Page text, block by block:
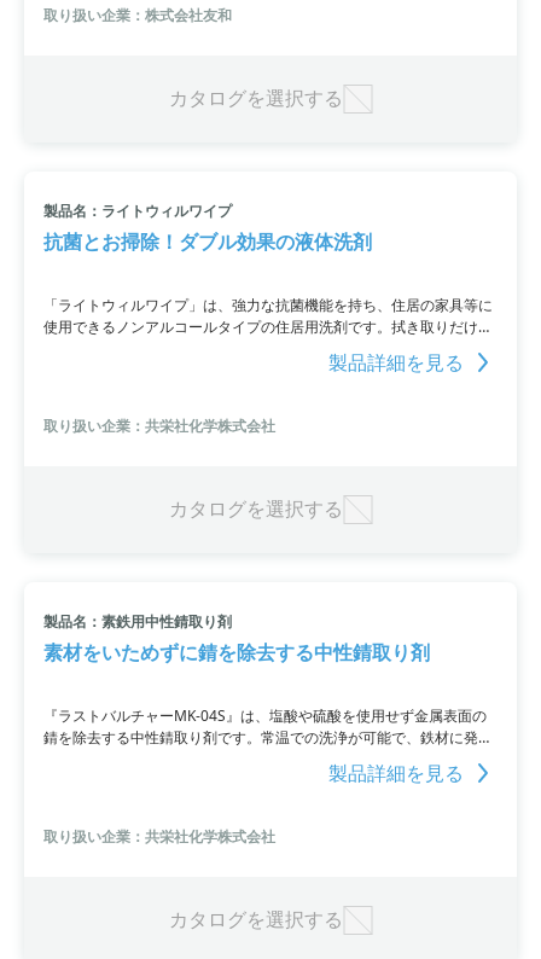
取り扱い企業：株式会社友和
カタログを選択する
製品名：ライトウィルワイプ
抗菌とお掃除！ダブル効果の液体洗剤
「ライトウィルワイプ」は、強力な抗菌機能を持ち、住居の家具等に
使用できるノンアルコールタイプの住居用洗剤です。拭き取りだけ
で、「抗菌効果」と「汚れの除去」を発揮します。また、2度拭きの
必要がないので、お掃除の手間を省けます。製品詳細を見る
取り扱い企業：共栄社化学株式会社
カタログを選択する
製品名：素鉄用中性錆取り剤
素材をいためずに錆を除去する中性錆取り剤
『ラストバルチャーMK-04S』は、塩酸や硫酸を使用せず金属表面の
錆を除去する中性錆取り剤です。常温での洗浄が可能で、鉄材に発生
した錆やスケールの除去に効果的。精密部品にも適応できます。詳細
製品詳細を見る
取り扱い企業：共栄社化学株式会社
カタログを選択する